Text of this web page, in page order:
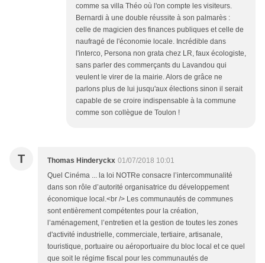
comme sa villa Théo où l'on compte les visiteurs.
Bernardi à une double réussite à son palmarès :
celle de magicien des finances publiques et celle de
naufragé de l'économie locale. Incrédible dans
l'interco, Persona non grata chez LR, faux écologiste,
sans parler des commerçants du Lavandou qui
veulent le virer de la mairie. Alors de grâce ne
parlons plus de lui jusqu'aux élections sinon il serait
capable de se croire indispensable à la commune
comme son collègue de Toulon !
T Thomas Hinderyckx 01/07/2018 10:01
Quel Cinéma ... la loi NOTRe consacre l’intercommunalité
dans son rôle d’autorité organisatrice du développement
économique local.<br /> Les communautés de communes
sont entièrement compétentes pour la création,
l’aménagement, l’entretien et la gestion de toutes les zones
d'activité industrielle, commerciale, tertiaire, artisanale,
touristique, portuaire ou aéroportuaire du bloc local et ce quel
que soit le régime fiscal pour les communautés de